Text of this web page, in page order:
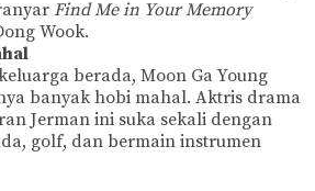
Find Me in Your Memory
Wook.
berada, Moon Ga Young
banyak hobi mahal. Aktris drama
Jerman ini suka sekali dengan
golf, dan bermain instrumen